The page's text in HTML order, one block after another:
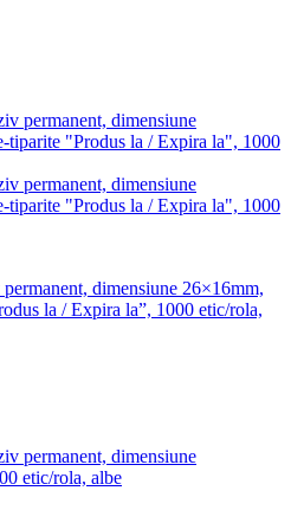
dimensiune 26×16mm,
la / Expira la”, 1000 etic/rola,